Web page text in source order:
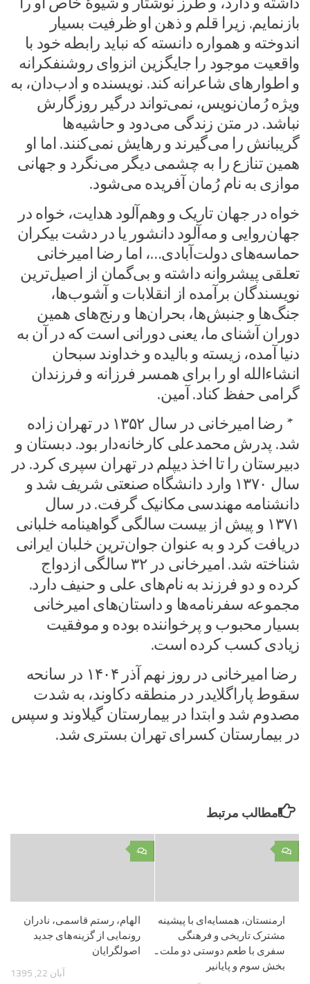
بازنمایم. زیرا قلم و ذهن او ظرفیت بسیار
اندوخته و همواره دانسته که نباید رابطه خود با
واقعیت موجود را جایگزین انزوای روشنفکرانه
و اطوارهای شاعرانه کند. نویسنده و ادب‌دان، به
ویژه رُمان‌نویس، نمی‌تواند درگیر روزگارش
نباشد. در متن زندگی می‌دود و حاشیه‌ها
گریبانش را می‌گیرند و رهایش نمی‌کنند. اما او
همین تنازع را به چشمی دیگر می‌نگرد و جهانی
موازی به نام رُمان آفریده می‌شود.
خواه در جهان تاریک و وهم‌آلود هدایت، خواه در
جهان‌روایی و مه‌آلود دانشور یا در دشت بیکران
حماسه‌های دولت‌آبادی…، اما رضا امیرخانی
تعلقی پیشروانه داشته و بی‌گمان از اصیل‌ترین
نویسندگان برآمده از انقلابات و آشوب‌ها،
جنگ‌ها و جنبش‌ها، بحران‌ها و رنج‌های همین
دوران آشنای ما، یعنی دورانی است که در آن به
دنیا آمده، زیسته و بالیده و خداوند سبحان
انشاءالله او را برای همسر فرزانه و فرزندان
گرامی حفظ کناد. آمین.
* رضا امیرخانی در سال ۱۳۵۲ در تهران زاده
شد. پدرش محمدعلی کارخانه‌دار بود. دبستان و
دبیرستان را تا اخذ دیپلم در تهران سپری کرد. در
سال ۱۳۷۰ وارد دانشگاه صنعتی شریف شد و
دانشنامه مهندسی مکانیک گرفت. در سال
۱۳۷۱ و پیش از بیست سالگی گواهینامه خلبانی
دریافت کرد و به‌ عنوان جوان‌ترین خلبان ایرانی
شناخته شد. امیرخانی در ۳۲ سالگی ازدواج
کرده و دو فرزند به نام‌های علی و حنیف دارد.
مجموعه سفرنامه‌ها و داستان‌های امیرخانی
بسیار محبوب و پرخواننده بوده و موفقیت
زیادی کسب کرده است.
رضا امیرخانی در روز نهم آذر ۱۴۰۴ در سانحه
سقوط پاراگلایدر در منطقه دکاوند، به شدت
مصدوم شد و ابتدا در بیمارستان گیلاوند و سپس
در بیمارستان کسرای تهران بستری شد.
مطالب مرتبط
۰
الهام، رستم قاسمی، نادران
رونمایی از گزینه‌های جدید
اصولگرایان
آبان 22, 1395
۰
ارمنستان، همسایه‌ای با پیشینه
مشترک تاریخی و فرهنگی​
سفری با طعم دوستی دو ملت ـ
بخش سوم و پایانی‏ر